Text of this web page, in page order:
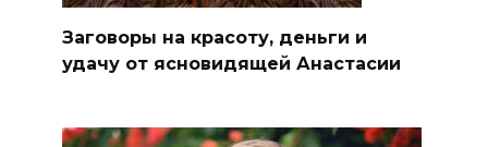
Заговоры на красоту, деньги и
удачу от ясновидящей Анастасии